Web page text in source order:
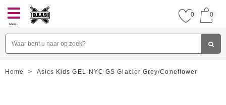
Menu
0 0
Home > Asics Kids GEL-NYC GS Glacier Grey/Coneflower